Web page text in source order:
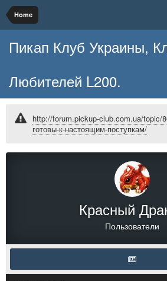
Home
Пикап Клуб Украины,
Любителей L200.
http://forum.pickup-club.com.ua/topic/
готовы-к-настоящим-поступкам/
Красный
Пользователи